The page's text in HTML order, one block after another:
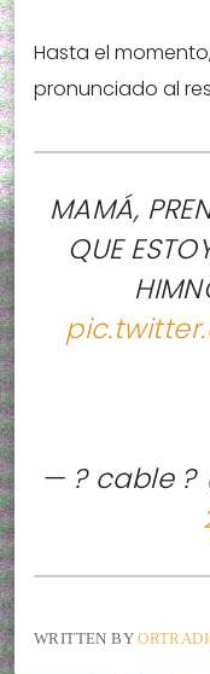
Hasta el
pronunciado al
MAMÁ,
QUE
— ? cable
WRITTEN BY